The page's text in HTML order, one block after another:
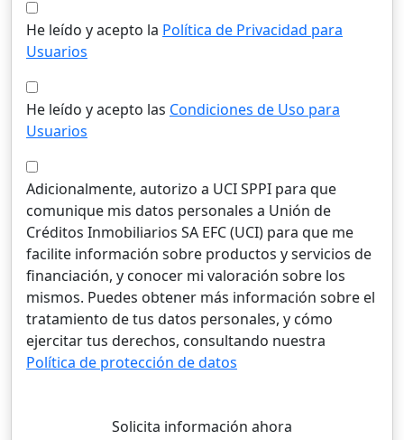
He leído y acepto la Política de Privacidad para
Usuarios
He leído y acepto las Condiciones de Uso para
Usuarios
Adicionalmente, autorizo a UCI SPPI para que
comunique mis datos personales a Unión de
Créditos Inmobiliarios SA EFC (UCI) para que me
facilite información sobre productos y servicios de
financiación, y conocer mi valoración sobre los
mismos. Puedes obtener más información sobre el
tratamiento de tus datos personales, y cómo
ejercitar tus derechos, consultando nuestra
Política de protección de datos
Solicita información ahora